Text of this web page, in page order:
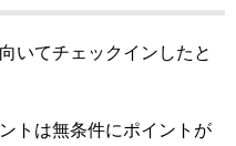
いてチェックインしたと
トは無条件にポイントが